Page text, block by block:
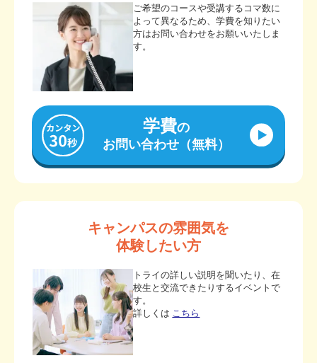
ご希望のコースや受講するコマ数に
よって異なるため、学費を知りたい
方はお問い合わせをお願いいたしま
す。
学費の
お問い合わせ（無料）
キャンパスの雰囲気を
体験したい方
トライの詳しい説明を聞いたり、在
校生と交流できたりするイベントで
す。
詳しくは こちら